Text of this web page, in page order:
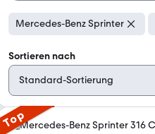
Mercedes-Benz Sprinter
Sortieren nach
Top